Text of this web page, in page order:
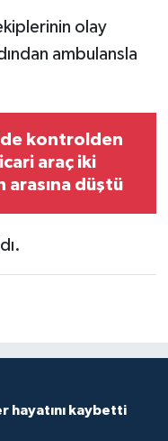
olay
ambulansla
kontrolden
araç iki
arasına düştü
hayatını kaybetti